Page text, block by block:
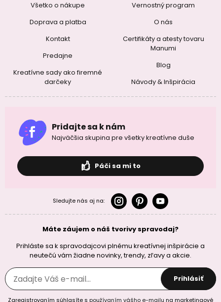
Všetko o nákupe
Doprava a platba
Kontakt
Predajne
Kreatívne sady ako firemné
darčeky
Vernostný program
O nás
Certifikáty a atesty tovaru
Manumi
Blog
Návody & Inšpirácia
Pridajte sa k nám
Najväčšia skupina pre všetky kreatívne duše
Páči sa mi to
Sledujte nás aj na:
Máte záujem o náš tvorivy spravodaj?
Prihláste sa k spravodajcovi plnému kreatívnej inšpirácie a
neutečú vám žiadne novinky, trendy, zľavy a akcie.
Prihlásiť
Zaregistrovaním súhlasíte s používaním vášho e-mailu na marketingové